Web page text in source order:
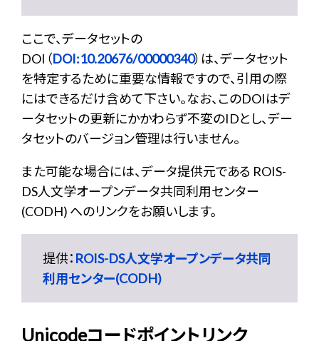
ここで、データセットの
DOI（DOI:10.20676/00000340）は、データセット
を特定するために重要な情報ですので、引用の際
にはできるだけ含めて下さい。なお、このDOIはデ
ータセットの更新にかかわらず不変のIDとし、デー
タセットのバージョン管理は行いません。
また可能な場合には、データ提供元である ROIS-
DS人文学オープンデータ共同利用センター
(CODH) へのリンクをお願いします。
提供： ROIS-DS人文学オープンデータ共同
利用センター(CODH)
Unicodeコードポイントリンク